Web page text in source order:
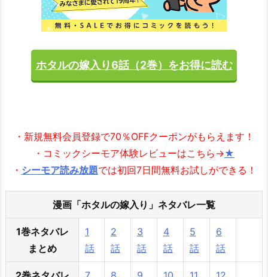
ホタルの嫁入り6話（2巻）をお得に読む
・新規無料会員登録で70％OFFクーポンがもらえます！
・コミックシーモア体験レビューはこちら→★
・ シーモア読み放題では初回7日間無料お試しができる！
漫画「ホタルの嫁入り」ネタバレ一覧
1巻ネタバレ
まとめ
1
話
2
話
3
話
4
話
5
話
6
話